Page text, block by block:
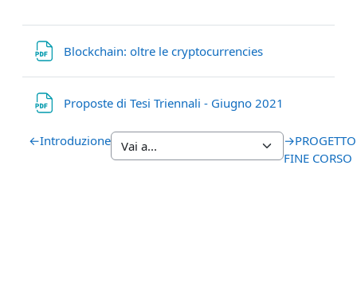
Blockchain: oltre le cryptocurrencies
Proposte di Tesi Triennali - Giugno 2021
←Introduzione →PROGETTO
FINE CORSO